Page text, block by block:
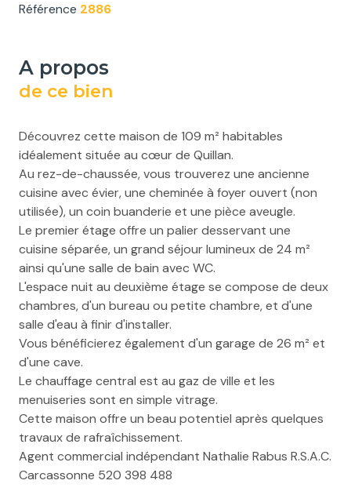
Référence 2886
a propos
de ce bien
Découvrez cette maison de 109 m² habitables
idéalement située au cœur de Quillan.
Au rez-de-chaussée, vous trouverez une ancienne
cuisine avec évier, une cheminée à foyer ouvert (non
utilisée), un coin buanderie et une pièce aveugle.
Le premier étage offre un palier desservant une
cuisine séparée, un grand séjour lumineux de 24 m²
ainsi qu'une salle de bain avec WC.
L'espace nuit au deuxième étage se compose de deux
chambres, d'un bureau ou petite chambre, et d'une
salle d'eau à finir d'installer.
Vous bénéficierez également d'un garage de 26 m² et
d'une cave.
Le chauffage central est au gaz de ville et les
menuiseries sont en simple vitrage.
Cette maison offre un beau potentiel après quelques
travaux de rafraîchissement.
Agent commercial indépendant Nathalie Rabus R.S.A.C.
Carcassonne 520 398 488